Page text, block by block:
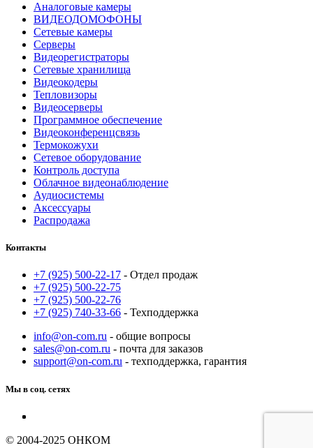
Аналоговые камеры
ВИДЕОДОМОФОНЫ
Сетевые камеры
Серверы
Видеорегистраторы
Сетевые хранилища
Видеокодеры
Тепловизоры
Видеосерверы
Программное обеспечение
Видеоконференцсвязь
Термокожухи
Сетевое оборудование
Контроль доступа
Облачное видеонаблюдение
Аудиосистемы
Аксессуары
Распродажа
Контакты
+7 (925) 500-22-17 - Отдел продаж
+7 (925) 500-22-75
+7 (925) 500-22-76
+7 (925) 740-33-66 - Техподдержка
info@on-com.ru - общие вопросы
sales@on-com.ru - почта для заказов
support@on-com.ru - техподдержка, гарантия
Мы в соц. сетях
© 2004-2025 ОНКОМ